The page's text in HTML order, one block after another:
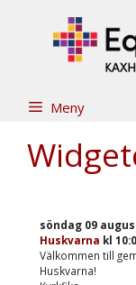
Meny
söndag 09
Huskvarna kl
Välkommen till
Huskvarna!